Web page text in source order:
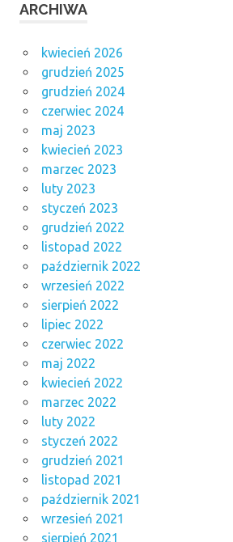
ARCHIWA
kwiecień 2026
grudzień 2025
grudzień 2024
czerwiec 2024
maj 2023
kwiecień 2023
marzec 2023
luty 2023
styczeń 2023
grudzień 2022
listopad 2022
październik 2022
wrzesień 2022
sierpień 2022
lipiec 2022
czerwiec 2022
maj 2022
kwiecień 2022
marzec 2022
luty 2022
styczeń 2022
grudzień 2021
listopad 2021
październik 2021
wrzesień 2021
sierpień 2021